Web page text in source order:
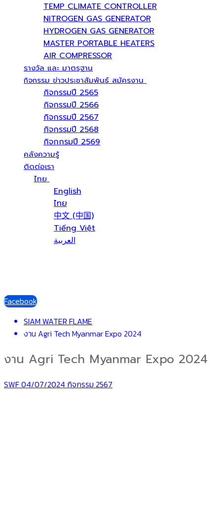
TEMP CLIMATE CONTROLLER
NITROGEN GAS GENERATOR
HYDROGEN GAS GENERATOR
MASTER PORTABLE HEATERS
AIR COMPRESSOR
รางวัล และ มาตรฐาน
กิจกรรม ข่าวประชาสัมพันธ์ สมัครงาน
กิจกรรมปี 2565
กิจกรรมปี 2566
กิจกรรมปี 2567
กิจกรรมปี 2568
กิจกกรมปี 2569
คลังความรู้
ติดต่อเรา
ไทย
English
ไทย
中文 (中国)
Tiếng Việt
العربية
Facebook
SIAM WATER FLAME
งาน Agri Tech Myanmar Expo 2024
งาน Agri Tech Myanmar Expo 2024
SWF04/07/2024 กิจกรรม 2567